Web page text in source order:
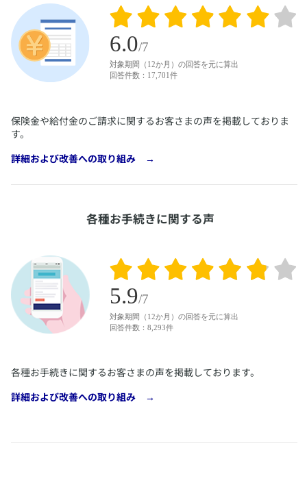
​保険金や給付金のご請求に関するお客さまの声を掲載しておりま
す。
​詳細および改善への取り組み →
​各種お手続きに関する声
​各種お手続きに関するお客さまの声を掲載しております。
​詳細および改善への取り組み →